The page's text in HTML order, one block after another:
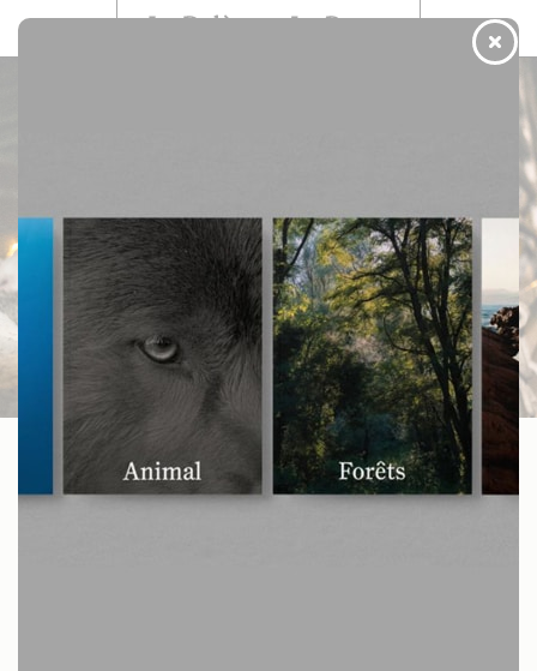
Boutique
Historique : le Royaume-Uni
interdit l’export d’animaux